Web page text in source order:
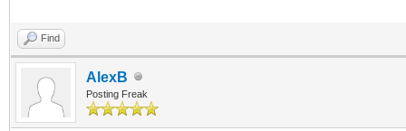
Find
AlexB
Posting Freak